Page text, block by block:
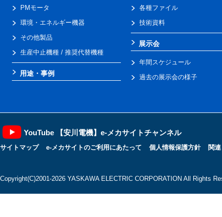
PMモータ
環境・エネルギー機器
その他製品
生産中止機種 / 推奨代替機種
用途・事例
各種ファイル
技術資料
展示会
年間スケジュール
過去の展示会の様子
YouTube 【安川電機】e-メカサイトチャンネル
サイトマップ e-メカサイトのご利用にあたって 個人情報保護方針 関
Copyright(C)2001‐2026 YASKAWA ELECTRIC CORPORATION All Rights